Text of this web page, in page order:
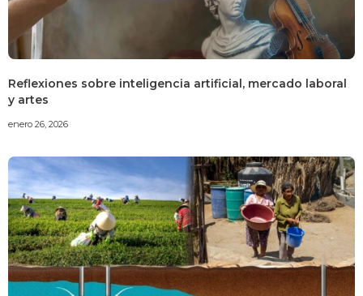
Reflexiones sobre inteligencia artificial, mercado laboral
y artes
enero 26, 2026